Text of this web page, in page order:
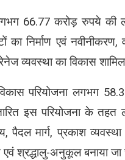
लगभग 66.77 करोड़ रुपये
का निर्माण एवं नवीनीकरण,
व्यवस्था का विकास
विकास परियोजना
इस परियोजना के
पैदल मार्ग, प्रकाश
एवं श्रद्धालु-अनुकूल बनाया